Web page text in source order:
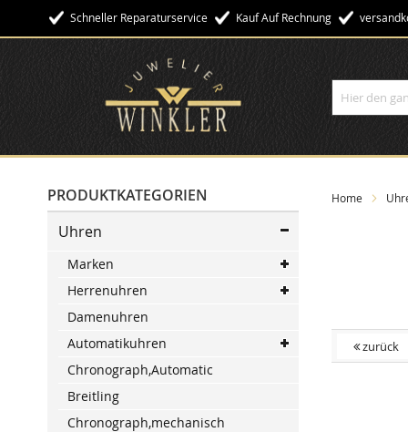
Schneller Reparaturservice Kauf Auf Rechnung
Home
zurück
PRODUKTKATEGORIEN
Uhren
Marken
Herrenuhren
Damenuhren
Automatikuhren
Chronograph,Automatic
Breitling
Chronograph,mechanisch